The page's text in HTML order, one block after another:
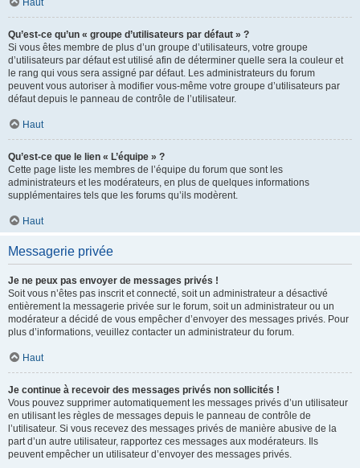
Haut
Qu’est-ce qu’un « groupe d’utilisateurs par défaut » ?
Si vous êtes membre de plus d’un groupe d’utilisateurs, votre groupe
d’utilisateurs par défaut est utilisé afin de déterminer quelle sera la couleur et
le rang qui vous sera assigné par défaut. Les administrateurs du forum
peuvent vous autoriser à modifier vous-même votre groupe d’utilisateurs par
défaut depuis le panneau de contrôle de l’utilisateur.
Haut
Qu’est-ce que le lien « L’équipe » ?
Cette page liste les membres de l’équipe du forum que sont les
administrateurs et les modérateurs, en plus de quelques informations
supplémentaires tels que les forums qu’ils modèrent.
Haut
Messagerie privée
Je ne peux pas envoyer de messages privés !
Soit vous n’êtes pas inscrit et connecté, soit un administrateur a désactivé
entièrement la messagerie privée sur le forum, soit un administrateur ou un
modérateur a décidé de vous empêcher d’envoyer des messages privés. Pour
plus d’informations, veuillez contacter un administrateur du forum.
Haut
Je continue à recevoir des messages privés non sollicités !
Vous pouvez supprimer automatiquement les messages privés d’un utilisateur
en utilisant les règles de messages depuis le panneau de contrôle de
l’utilisateur. Si vous recevez des messages privés de manière abusive de la
part d’un autre utilisateur, rapportez ces messages aux modérateurs. Ils
peuvent empêcher un utilisateur d’envoyer des messages privés.